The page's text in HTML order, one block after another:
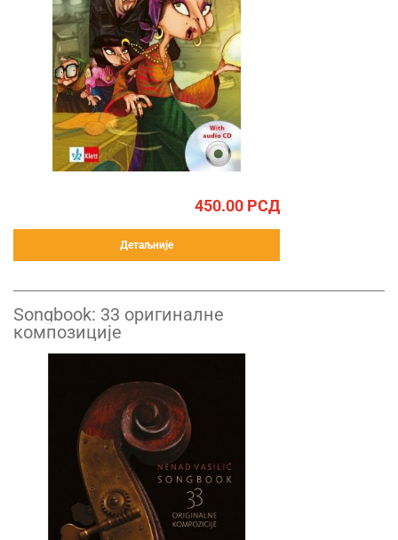
450.00 РСД
Детаљније
Songbook: 33 оригиналне
композиције